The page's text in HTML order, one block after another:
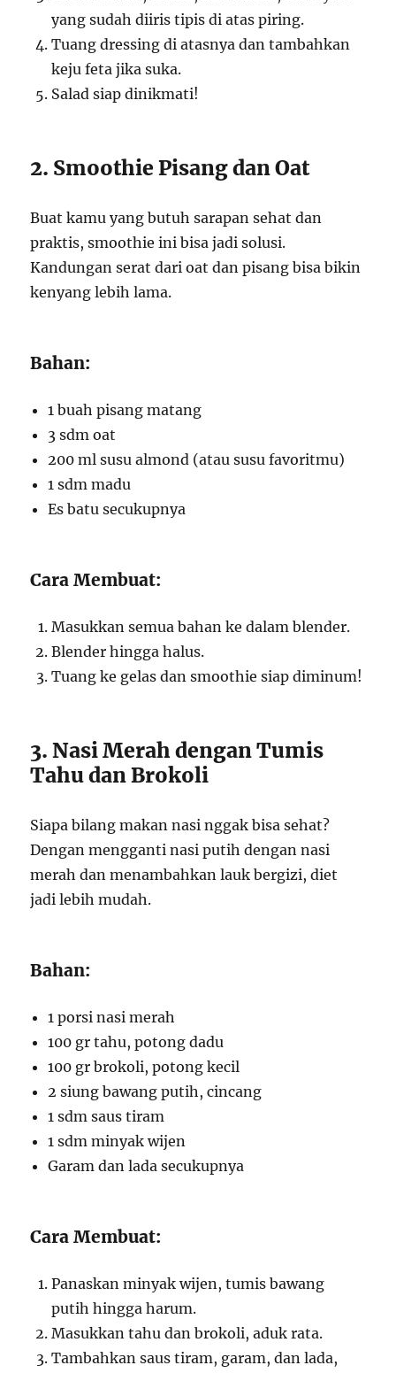
yang sudah diiris tipis di atas piring.
Tuang dressing di atasnya dan tambahkan
keju feta jika suka.
Salad siap dinikmati!
2. Smoothie Pisang dan Oat
Buat kamu yang butuh sarapan sehat dan
praktis, smoothie ini bisa jadi solusi.
Kandungan serat dari oat dan pisang bisa bikin
kenyang lebih lama.
Bahan:
1 buah pisang matang
3 sdm oat
200 ml susu almond (atau susu favoritmu)
1 sdm madu
Es batu secukupnya
Cara Membuat:
Masukkan semua bahan ke dalam blender.
Blender hingga halus.
Tuang ke gelas dan smoothie siap diminum!
3. Nasi Merah dengan Tumis
Tahu dan Brokoli
Siapa bilang makan nasi nggak bisa sehat?
Dengan mengganti nasi putih dengan nasi
merah dan menambahkan lauk bergizi, diet
jadi lebih mudah.
Bahan:
1 porsi nasi merah
100 gr tahu, potong dadu
100 gr brokoli, potong kecil
2 siung bawang putih, cincang
1 sdm saus tiram
1 sdm minyak wijen
Garam dan lada secukupnya
Cara Membuat:
Panaskan minyak wijen, tumis bawang
putih hingga harum.
Masukkan tahu dan brokoli, aduk rata.
Tambahkan saus tiram, garam, dan lada,